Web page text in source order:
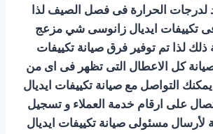
لدرجات الحرارة فى فصل الصيف لذا
تكييفات ايديال زانوسى شي مزعج
لذا تم توفير فرق صيانة تكييفات
صيانة كل الاعطال التى تظهر فى اى من
التواصل مع صيانة تكييفات ايديال
على ارقام خدمة العملاء و تسجيل
لأرسال مسئولى صيانة تكييفات ايديال